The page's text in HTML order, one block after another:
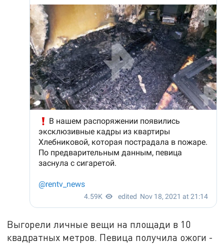
Выгорели личные вещи на площади в 10
квадратных метров. Певица получила ожоги -